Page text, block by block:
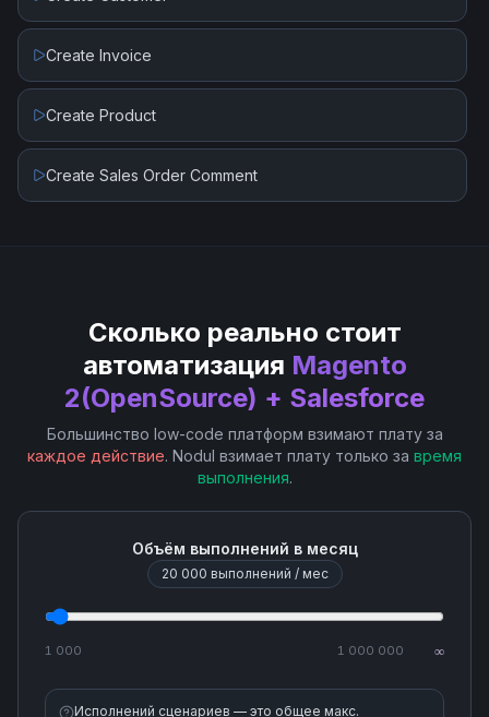
Create Invoice
Create Product
Create Sales Order Comment
Сколько реально стоит
автоматизация Magento
2(OpenSource) + Salesforce
Большинство low-code платформ взимают плату за
каждое действие. Nodul взимает плату только за время
выполнения.
Объём выполнений в месяц
20 000 выполнений / мес
1 000 1 000 000 ∞
Исполнений сценариев — это общее макс.